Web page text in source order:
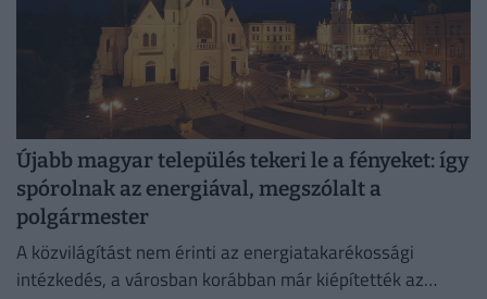
Újabb magyar település tekeri le a fényeket: így
spórolnak az energiával, megszólalt a
polgármester
A közvilágítást nem érinti az energiatakarékossági
intézkedés, a városban korábban már kiépítették az